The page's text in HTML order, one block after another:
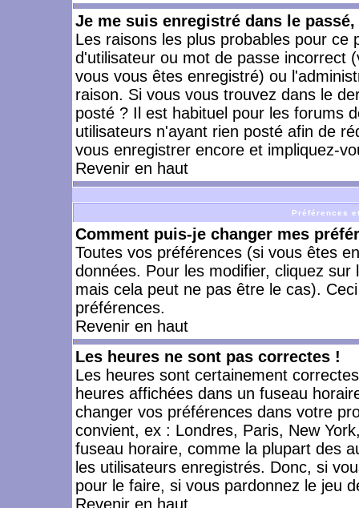
Je me suis enregistré dans le
Les raisons les plus probables pour
d'utilisateur ou mot de passe incorrect
vous vous êtes enregistré) ou
raison. Si vous vous trouvez dans le
posté ? Il est habituel pour les forums
utilisateurs n'ayant rien posté afin de
vous enregistrer encore et impliquez-
Revenir en haut
Préférences
Comment puis-je changer mes
Toutes vos préférences (si vous êtes
données. Pour les modifier, cliquez sur
mais cela peut ne pas être le cas).
préférences.
Revenir en haut
Les heures ne sont pas correctes !
Les heures sont certainement
heures affichées dans un fuseau
changer vos préférences dans votre
convient, ex : Londres, Paris, New
fuseau horaire, comme la plupart des
les utilisateurs enregistrés. Donc, si
pour le faire, si vous pardonnez le jeu
Revenir en haut